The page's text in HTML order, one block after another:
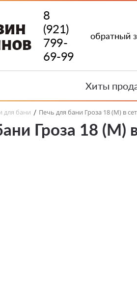
8
(921)
799-
69-99
обратный
Хиты
для бани / Печь для бани Гроза 18 (М) в
Гроза 18 (М)